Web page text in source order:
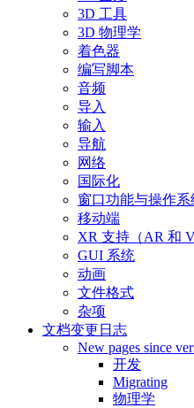
3D 工具
3D 物理学
着色器
编写脚本
音频
导入
输入
导航
网络
国际化
窗口功能与操作系
移动端
XR 支持（AR 和
GUI 系统
动画
文件格式
杂项
文档变更日志
New pages since
开发
Migrating
物理学